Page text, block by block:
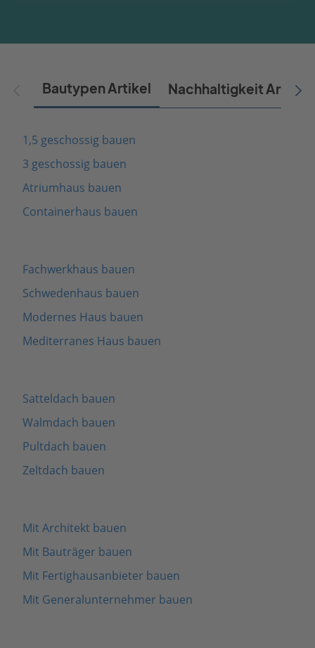
Bautypen Artikel Nachhaltigkeit Artikel
1,5 geschossig bauen
3 geschossig bauen
Atriumhaus bauen
Containerhaus bauen
Fachwerkhaus bauen
Schwedenhaus bauen
Modernes Haus bauen
Mediterranes Haus bauen
Satteldach bauen
Walmdach bauen
Pultdach bauen
Zeltdach bauen
Mit Architekt bauen
Mit Bauträger bauen
Mit Fertighausanbieter bauen
Mit Generalunternehmer bauen